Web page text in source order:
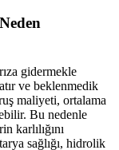
gidermekle
ve beklenmedik
maliyeti, ortalama
Bu nedenle
karlılığını
sağlığı, hidrolik